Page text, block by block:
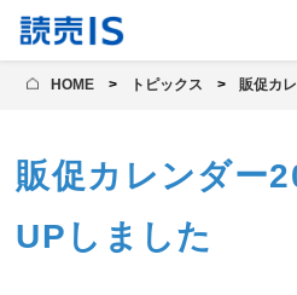
HOME トピックス 販促カ
販促カレンダー
UPしました